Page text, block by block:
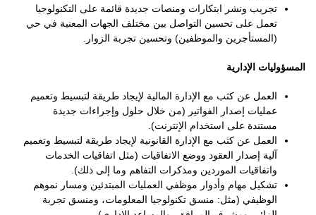
تجريب ونشر ابتكارات ومنصات جديدة قائمة على التكنولوجيا
تعمل على تحسين التواصل بين مختلف الجهات المعنية في حي
(المستأجرين والموظفين) وتحسين تجربة الزوار.
المسؤوليات الإدارية
العمل عن كثب مع الإدارة المالية لإيجاد طريقة لتبسيط وتعميم
عمليات إصدار الفواتير (من خلال حلول وإجراءات جديدة
مستندة على استخدام الإنترنت).
العمل عن كثب مع الإدارة القانونية لإيجاد طريقة لتبسيط وتعميم
آلية إصدار العقود ووضع الاتفاقيات (مثل اتفاقيات الخدمات
واتفاقيات الموردين ومذكرات التفاهم وما إلى ذلك).
تشكيل مهام وأدوار موظفي العمليات المبتدئين ومسار نموهم
الوظيفي (مثل: منسق تكنولوجيا المعلومات، ومنسق تجربة